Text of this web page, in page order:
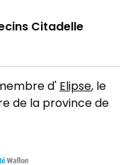
Citadelle
d'Elipse, le
de la province de